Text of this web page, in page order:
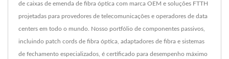
de caixas de emenda de fibra óptica com marca OEM e soluções FTTH
projetadas para provedores de telecomunicações e operadores de data
centers em todo o mundo. Nosso portfólio de componentes passivos,
incluindo patch cords de fibra óptica, adaptadores de fibra e sistemas
de fechamento especializados, é certificado para desempenho máximo